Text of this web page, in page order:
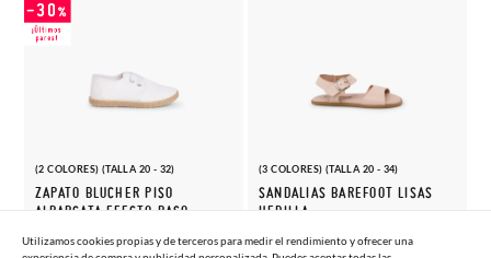
(2 COLORES) (TALLA 20 - 32)
ZAPATO BLUCHER PISO
ALPARGATA EFECTO RASO
27, 95€ (-30%)
19,56€
(3 COLORES) (TALLA 20 - 34)
SANDALIAS BAREFOOT LISAS
HEBILLA
42,95€
36,50€
Utilizamos cookies propias y de terceros para medir el rendimiento y ofrecer una